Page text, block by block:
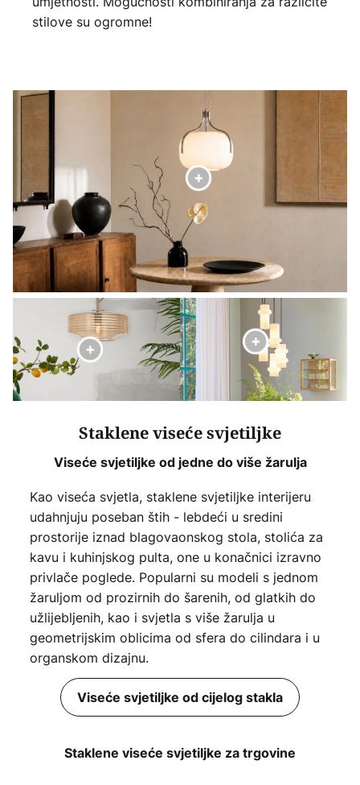
stilove su ogromne!
Staklene viseće svjetiljke
Viseće svjetiljke od jedne do više žarulja
Kao viseća svjetla, staklene svjetiljke interijeru
udahnjuju poseban štih - lebdeći u sredini
prostorije iznad blagovaonskog stola, stolića za
kavu i kuhinjskog pulta, one u konačnici izravno
privlače poglede. Popularni su modeli s jednom
žaruljom od prozirnih do šarenih, od glatkih do
užlijebljenih, kao i svjetla s više žarulja u
geometrijskim oblicima od sfera do cilindara i u
organskom dizajnu.
Viseće svjetiljke od cijelog stakla
Staklene viseće svjetiljke za trgovine